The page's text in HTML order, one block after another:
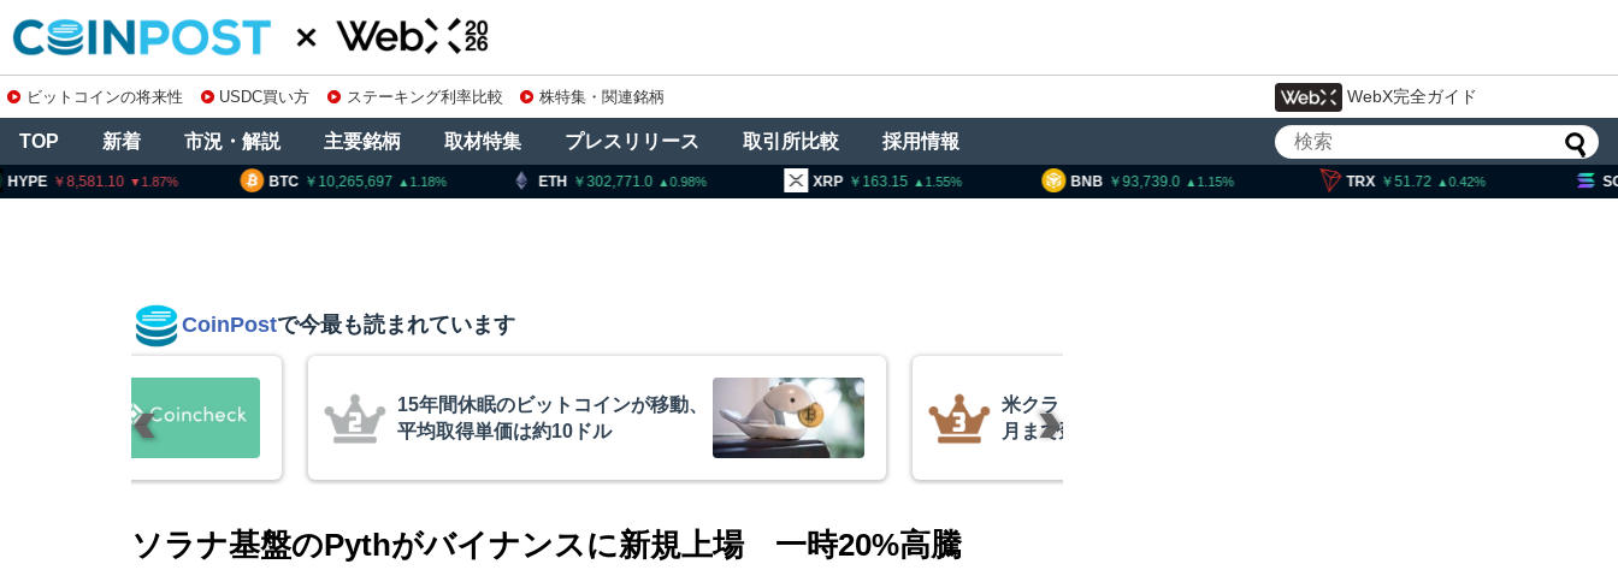
ビットコインの将来性 USDC買い方 ステーキング利率比較 株特集・関連銘柄 WebX完全ガイド
TOP 新着 市況・解説 主要銘柄 取材特集 プレスリリース 取引所比較 採用情報
10,265,697 1.18 302,771.0 0.98 163.15 1.55 BNB 93,739.0 1.15 51.72 0.42
8,581.10 1.87
CoinPostで今最も読まれています
15年間休眠のビットコインが移動、
平均取得単価は約10ドル
米クラリティー法案、上院採決が9
月まで延期＝報道
ソラナ基盤のPythがバイナンスに新規上場 一時20%高騰